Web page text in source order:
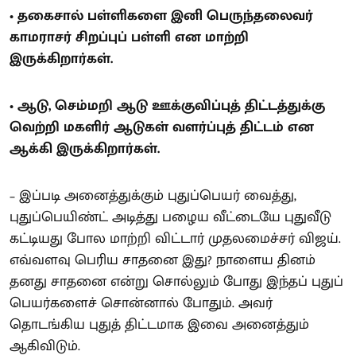
• தகைசால் பள்ளிகளை இனி பெருந்தலைவர்
காமராசர் சிறப்புப் பள்ளி என மாற்றி
இருக்கிறார்கள்.
• ஆடு, செம்மறி ஆடு ஊக்குவிப்புத் திட்டத்துக்கு
வெற்றி மகளிர் ஆடுகள் வளர்ப்புத் திட்டம் என
ஆக்கி இருக்கிறார்கள்.
– இப்படி அனைத்துக்கும் புதுப்பெயர் வைத்து,
புதுப்பெயிண்ட் அடித்து பழைய வீட்டையே புதுவீடு
கட்டியது போல மாற்றி விட்டார் முதலமைச்சர் விஜய்.
எவ்வளவு பெரிய சாதனை இது? நாளைய தினம்
தனது சாதனை என்று சொல்லும் போது இந்தப் புதுப்
பெயர்களைச் சொன்னால் போதும். அவர்
தொடங்கிய புதுத் திட்டமாக இவை அனைத்தும்
ஆகிவிடும்.